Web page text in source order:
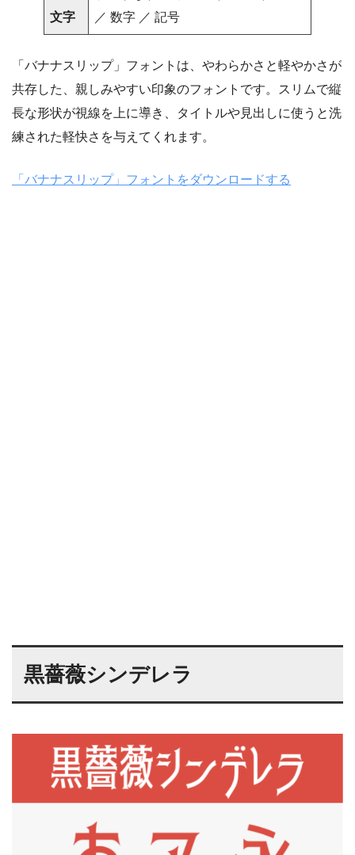
文字
／ 数字 ／ 記号
「バナナスリップ」フォントは、やわらかさと軽やかさが
共存した、親しみやすい印象のフォントです。スリムで縦
長な形状が視線を上に導き、タイトルや見出しに使うと洗
練された軽快さを与えてくれます。
「バナナスリップ」フォントをダウンロードする
黒薔薇シンデレラ